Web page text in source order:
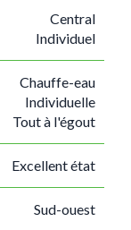
Central
Individuel
Chauffe-eau
Individuelle
Tout à l'égout
Excellent état
Sud-ouest